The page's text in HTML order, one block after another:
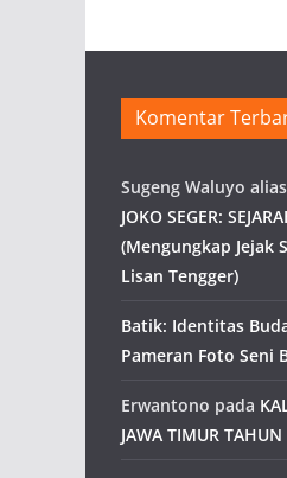
Komentar
Sugeng Waluyo
JOKO SEGER:
(Mengungkap Jejak
Lisan Tengger)
Batik: Identitas
Pameran Foto Seni
Erwantono pada
JAWA TIMUR